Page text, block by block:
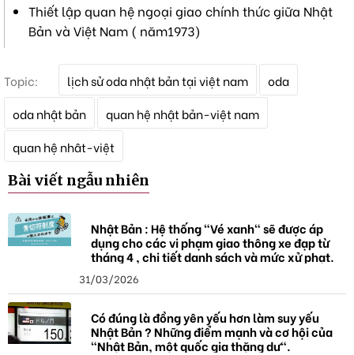
Thiết lập quan hệ ngoại giao chính thức giữa Nhật
Bản và Việt Nam ( năm1973)
Topic:
h
a
lịch sử oda nhật bản tại việt nam
oda
oda nhật bản
quan hệ nhật bản-việt nam
quan hệ nhât-việt
Bài viết ngẫu nhiên
Nhật Bản : Hệ thống "Vé xanh" sẽ được áp
dụng cho các vi phạm giao thông xe đạp từ
tháng 4 , chi tiết danh sách và mức xử phạt.
31/03/2026
Có đúng là đồng yên yếu hơn làm suy yếu
Nhật Bản ? Những điểm mạnh và cơ hội của
"Nhật Bản, một quốc gia thặng dư".